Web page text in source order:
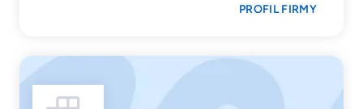
PROFIL FIRMY